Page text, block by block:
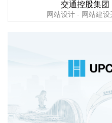
交通控股集团
网站设计 - 网站建